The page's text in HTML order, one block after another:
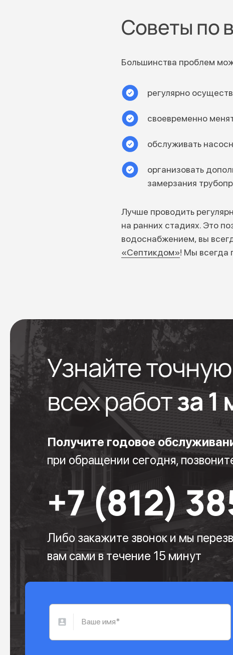
Советы по
Большинства проблем
регулярно
своевременно
обслуживать
организовать
замерзания
Лучше проводить
на ранних стадиях. Это
водоснабжением, вы
«Септикдом»! Мы всегда
Узнайте
всех работза 1
Получите годовое
при обращении сегодня,
+7 (812)
Либо закажите звонок и мы
вам сами в течение 15 минут